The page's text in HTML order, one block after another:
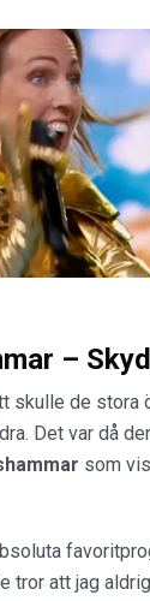
–
skulle de stora
Det var då
som
tror att jag